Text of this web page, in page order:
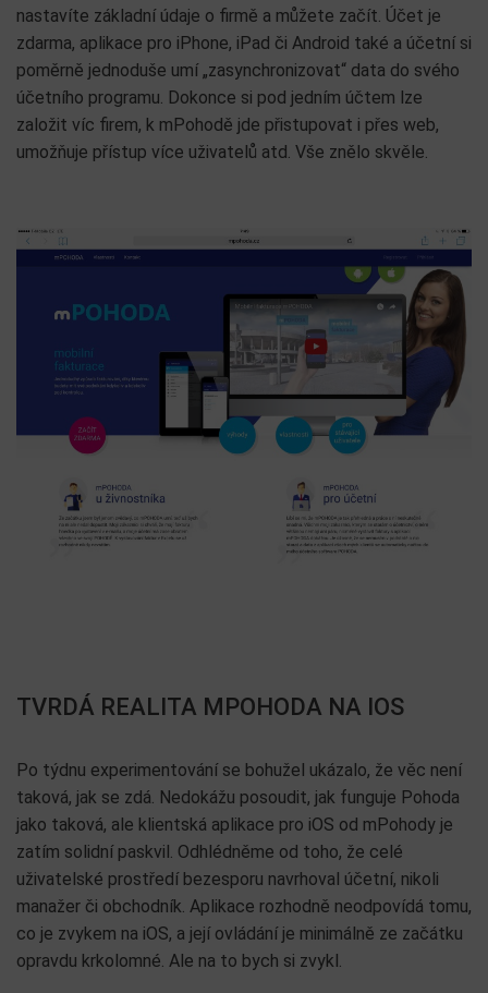
nastavíte základní údaje o firmě a můžete začít. Účet je
zdarma, aplikace pro iPhone, iPad či Android také a účetní si
poměrně jednoduše umí „zasynchronizovat“ data do svého
účetního programu. Dokonce si pod jedním účtem lze
založit víc firem, k mPohodě jde přistupovat i přes web,
umožňuje přístup více uživatelů atd. Vše znělo skvěle.
TVRDÁ REALITA MPOHODA NA IOS
Po týdnu experimentování se bohužel ukázalo, že věc není
taková, jak se zdá. Nedokážu posoudit, jak funguje Pohoda
jako taková, ale klientská aplikace pro iOS od mPohody je
zatím solidní paskvil. Odhlédněme od toho, že celé
uživatelské prostředí bezesporu navrhoval účetní, nikoli
manažer či obchodník. Aplikace rozhodně neodpovídá tomu,
co je zvykem na iOS, a její ovládání je minimálně ze začátku
opravdu krkolomné. Ale na to bych si zvykl.